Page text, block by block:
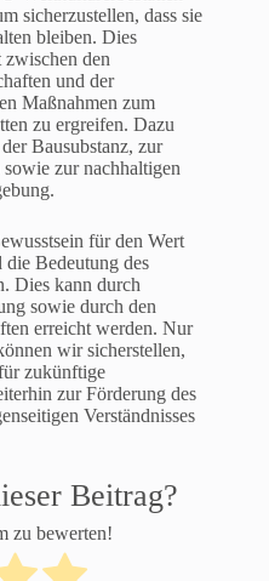
sicherzustellen, dass sie
bleiben. Dies
zwischen den
und der
Maßnahmen zum
zu ergreifen. Dazu
Bausubstanz, zur
zur nachhaltigen
für den Wert
die Bedeutung des
Dies kann durch
sowie durch den
erreicht werden. Nur
wir sicherstellen,
zukünftige
zur Förderung des
Verständnisses
Beitrag?
zu bewerten!